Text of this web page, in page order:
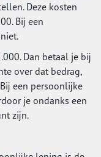
Deze kosten
Bij een
Dan betaal je bij
over dat bedrag,
een persoonlijke
je ondanks een
zijn.